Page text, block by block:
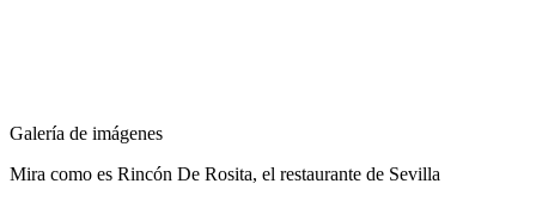
Galería de imágenes
Mira como es Rincón De Rosita, el restaurante de Sevilla